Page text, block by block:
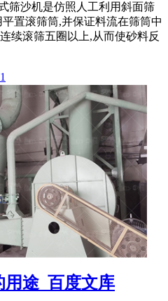
筛沙机是仿照人工利用斜面筛
置滚筛筒,并保证料流在筛筒中
续滚筛五圈以上,从而使砂料反
用途_百度文库